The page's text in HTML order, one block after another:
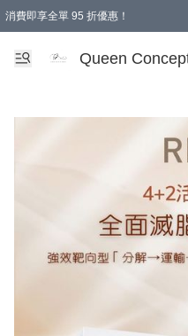
消費即享全單 95 折優惠！
Queen